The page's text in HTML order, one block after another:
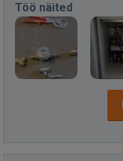
Töö näited